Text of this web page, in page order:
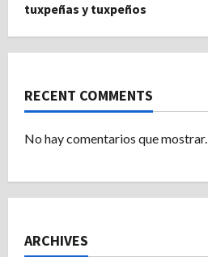
tuxpeñas y tuxpeños
RECENT COMMENTS
No hay comentarios que mostrar.
ARCHIVES